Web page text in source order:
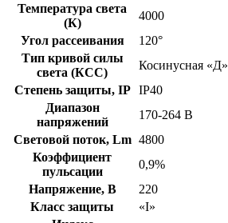
Температура света
(К)
4000
Угол рассеивания
120°
Тип кривой силы
света (КСС)
Косинусная «Д»
Степень защиты, IP
IP40
Диапазон
напряжений
170-264 В
Световой поток, Lm 4800
Коэффициент
пульсации
0,9%
Напряжение, В
220
Класс защиты
«I»